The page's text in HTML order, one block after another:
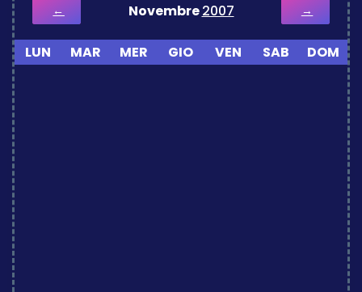
← Novembre2007 →
LUN MAR MER GIO VEN SAB DOM